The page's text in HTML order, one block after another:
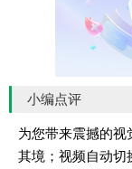
小编点评
为您带来震撼的视
其境；视频自动切